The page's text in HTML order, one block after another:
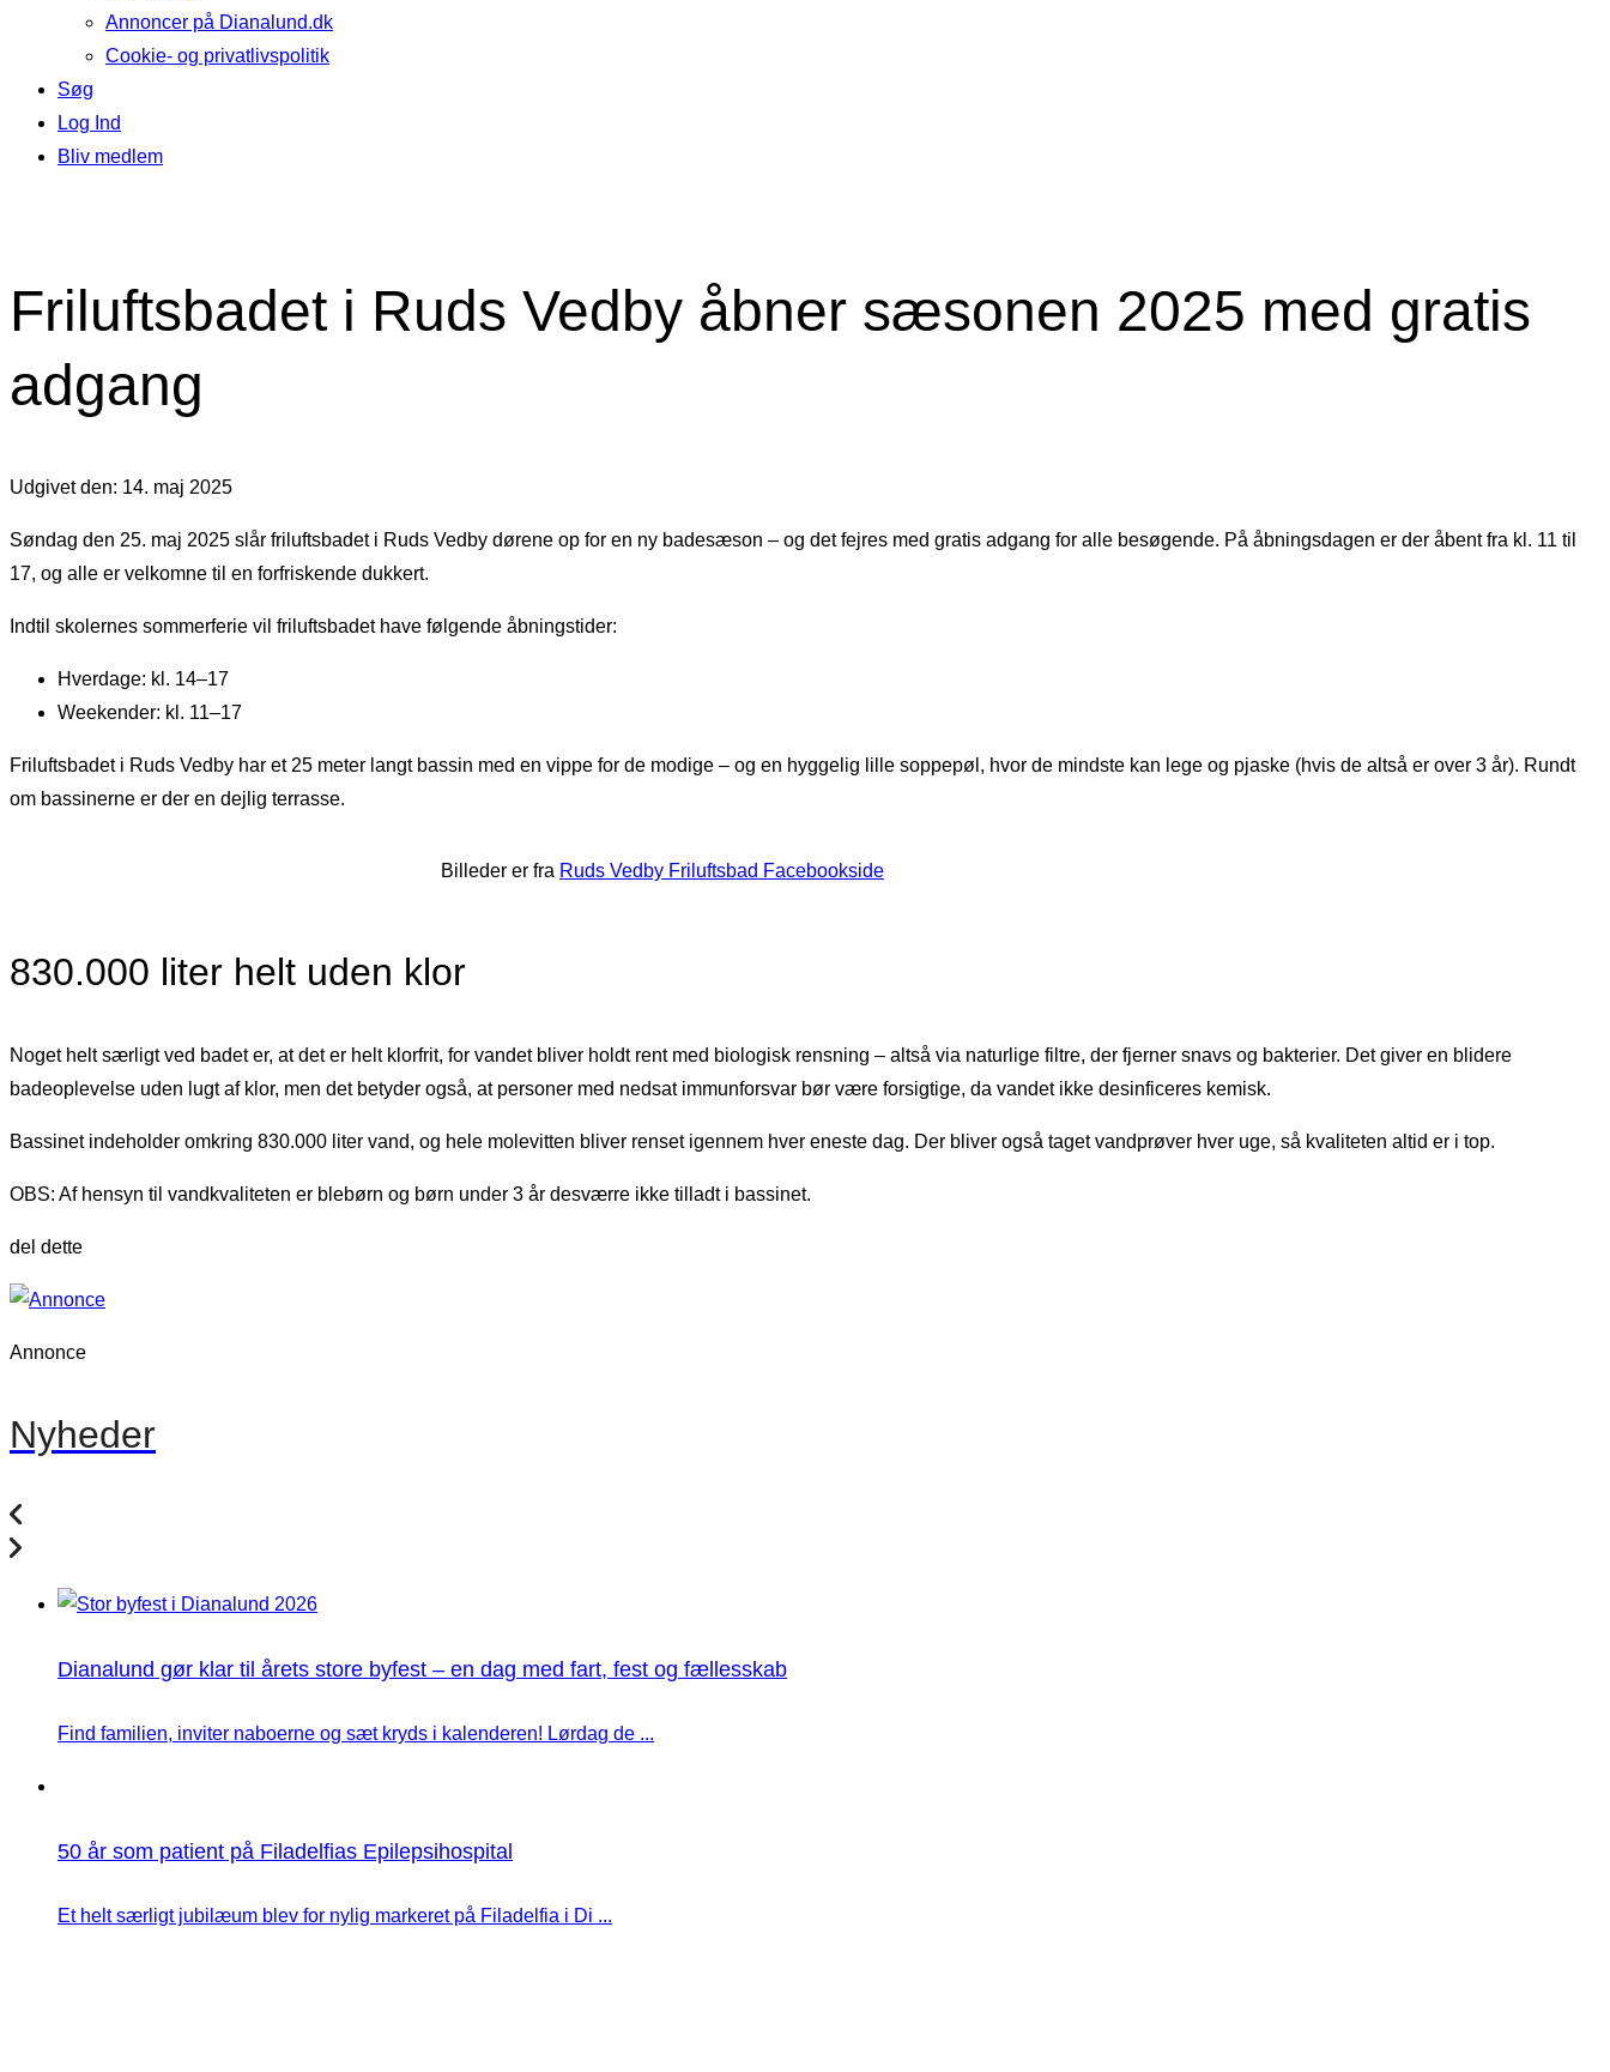
Annoncer på Dianalund.dk
Cookie- og privatlivspolitik
Søg
Log Ind
Bliv medlem
Friluftsbadet i Ruds Vedby åbner sæsonen 2025 med gratis
adgang
Udgivet den: 14. maj 2025
Søndag den 25. maj 2025 slår friluftsbadet i Ruds Vedby dørene op for en ny badesæson – og det fejres med gratis adgang for alle besøgende. På åbningsdagen er der åbent fra kl. 11 til
17, og alle er velkomne til en forfriskende dukkert.
Indtil skolernes sommerferie vil friluftsbadet have følgende åbningstider:
Hverdage: kl. 14–17
Weekender: kl. 11–17
Friluftsbadet i Ruds Vedby har et 25 meter langt bassin med en vippe for de modige – og en hyggelig lille soppepøl, hvor de mindste kan lege og pjaske (hvis de altså er over 3 år). Rundt
om bassinerne er der en dejlig terrasse.
Billeder er fra Ruds Vedby Friluftsbad Facebookside
830.000 liter helt uden klor
Noget helt særligt ved badet er, at det er helt klorfrit, for vandet bliver holdt rent med biologisk rensning – altså via naturlige filtre, der fjerner snavs og bakterier. Det giver en blidere
badeoplevelse uden lugt af klor, men det betyder også, at personer med nedsat immunforsvar bør være forsigtige, da vandet ikke desinficeres kemisk.
Bassinet indeholder omkring 830.000 liter vand, og hele molevitten bliver renset igennem hver eneste dag. Der bliver også taget vandprøver hver uge, så kvaliteten altid er i top.
OBS: Af hensyn til vandkvaliteten er blebørn og børn under 3 år desværre ikke tilladt i bassinet.
del dette
Annonce
Nyheder
Dianalund gør klar til årets store byfest – en dag med fart, fest og fællesskab
Find familien, inviter naboerne og sæt kryds i kalenderen! Lørdag de ...
50 år som patient på Filadelfias Epilepsihospital
Et helt særligt jubilæum blev for nylig markeret på Filadelfia i Di ...